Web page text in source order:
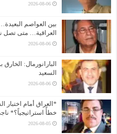
2026-08-06
بين العواصم
العراقية… متى تصل
2026-08-06
البارانورمال:
السعيد
2026-08-06
*العراق أمام
خطأً استراتيجياً؟*
2026-08-05